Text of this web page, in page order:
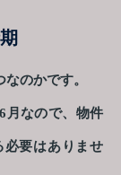
のかです。
月なので、物件
必要はありませ